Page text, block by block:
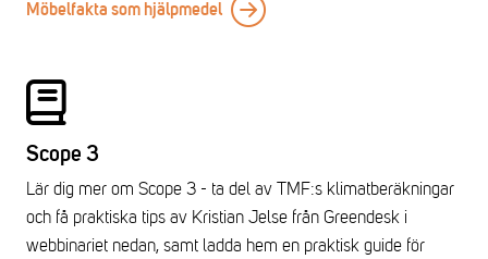
Möbelfakta som hjälpmedel
Scope 3
Lär dig mer om Scope 3 - ta del av TMF:s klimatberäkningar
och få praktiska tips av Kristian Jelse från Greendesk i
webbinariet nedan, samt ladda hem en praktisk guide för